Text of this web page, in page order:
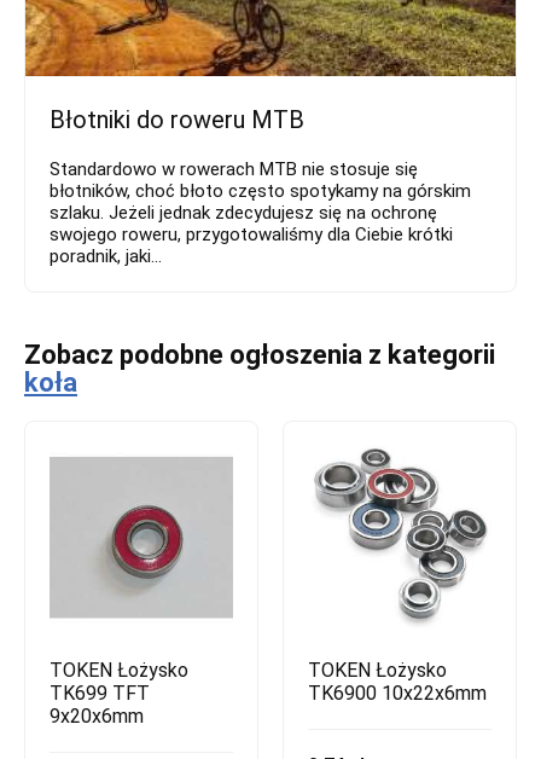
Błotniki do roweru MTB
Standardowo w rowerach MTB nie stosuje się
błotników, choć błoto często spotykamy na górskim
szlaku. Jeżeli jednak zdecydujesz się na ochronę
swojego roweru, przygotowaliśmy dla Ciebie krótki
poradnik, jaki...
Zobacz podobne ogłoszenia z kategorii
koła
TOKEN Łożysko
TK699 TFT
9x20x6mm
TOKEN Łożysko
TK6900 10x22x6mm